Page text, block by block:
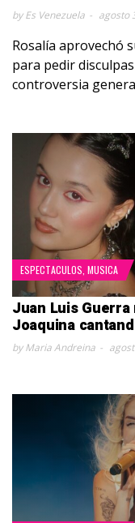
by Es Venezuela agosto
Rosalía aprovechó
para pedir
controversia
ESPECTACULOS, MUSICA
Juan Luis
Joaquina
by Maria Andreina